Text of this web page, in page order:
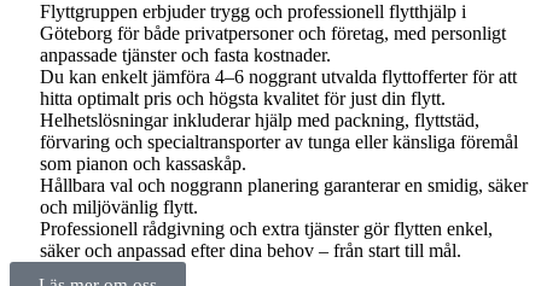
Flyttgruppen erbjuder trygg och professionell flytthjälp i
Göteborg för både privatpersoner och företag, med personligt
anpassade tjänster och fasta kostnader.
Du kan enkelt jämföra 4–6 noggrant utvalda flyttofferter för att
hitta optimalt pris och högsta kvalitet för just din flytt.
Helhetslösningar inkluderar hjälp med packning, flyttstäd,
förvaring och specialtransporter av tunga eller känsliga föremål
som pianon och kassaskåp.
Hållbara val och noggrann planering garanterar en smidig, säker
och miljövänlig flytt.
Professionell rådgivning och extra tjänster gör flytten enkel,
säker och anpassad efter dina behov – från start till mål.